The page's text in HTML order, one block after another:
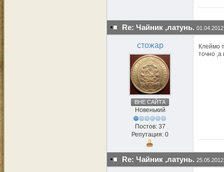
Re: Чайник ,латунь.
стожар
ВНЕ САЙТА
Новенький
Постов: 37
Репутация: 0
Клеймо
точно ,а
Re: Чайник ,латунь.